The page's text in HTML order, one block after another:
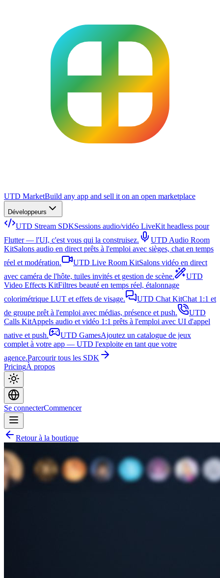
UTD MarketBuild any app and sell it on an open marketplace
Développeurs
UTD Stream SDKSessions audio/vidéo LiveKit headless pour
Flutter — l'UI, c'est vous qui la construisez.
UTD Audio Room
KitSalons audio en direct prêts à l'emploi avec sièges, chat en temps
réel et modération.
UTD Live Room KitSalons vidéo en direct
avec caméra de l'hôte, tuiles invités et gestion de scène.
UTD
Video Effects KitFiltres beauté en temps réel, étalonnage
colorimétrique LUT et effets de visage.
UTD Chat KitChat 1:1 et
de groupe prêt à l'emploi avec médias, présence et push.
UTD
Calls KitAppels audio et vidéo 1:1 prêts à l'emploi avec UI d'appel
native et push.
UTD GamesAjoutez un catalogue de jeux
complet à votre app — UTD l'exploite en tant que votre
agence.Parcourir tous les SDK
PricingÀ propos
Se connecterCommencer
Retour à la boutique